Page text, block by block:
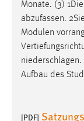
praktische
[...] folgenden
Die
Monate. (3)
abzufassen.
Modulen
Aufbau des